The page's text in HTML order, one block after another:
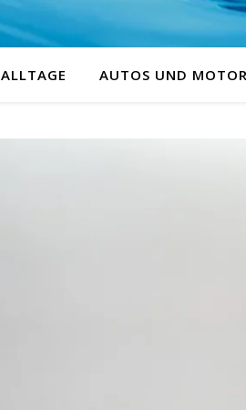
ALLTAGE AUTOS UND